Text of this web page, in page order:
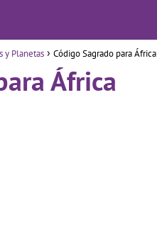
y Planetas Código Sagrado para África
África